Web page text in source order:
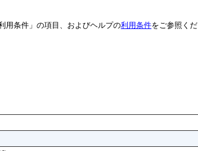
用条件」の項目、およびヘルプの利用条件をご参照く